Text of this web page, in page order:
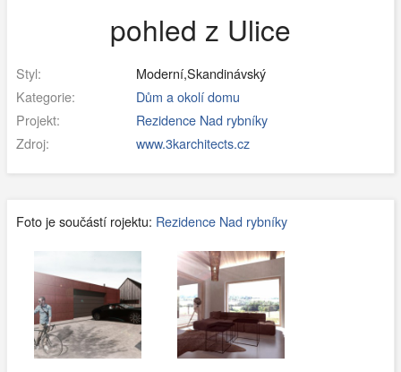
pohled z Ulice
Styl:
Moderní,Skandinávský
Kategorie:
Dům a okolí domu
Projekt:
Rezidence Nad rybníky
Zdroj:
www.3karchitects.cz
Foto je součástí rojektu: Rezidence Nad rybníky